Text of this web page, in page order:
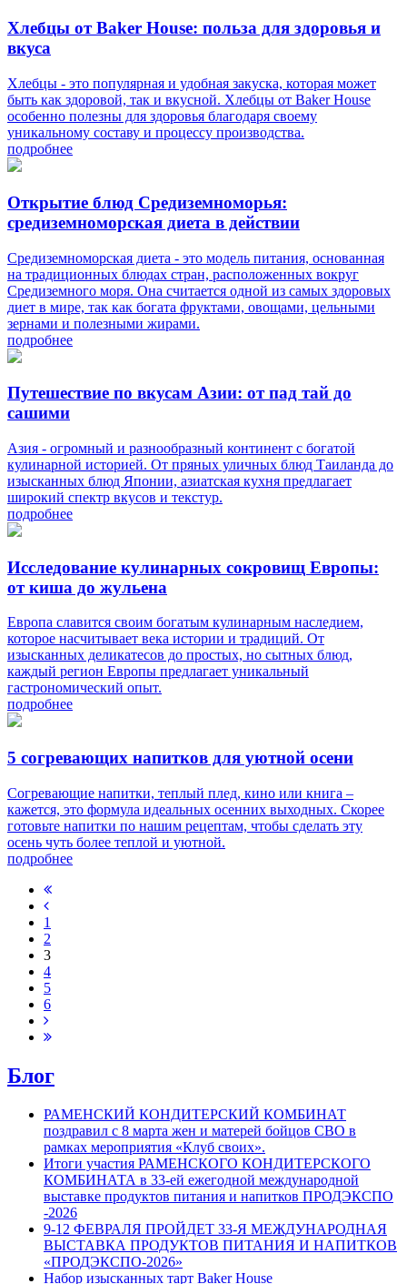
Хлебцы от Baker House: польза для здоровья и
вкуса
Хлебцы - это популярная и удобная закуска, которая может
быть как здоровой, так и вкусной. Хлебцы от Baker House
особенно полезны для здоровья благодаря своему
уникальному составу и процессу производства.
подробнее
Открытие блюд Средиземноморья:
средиземноморская диета в действии
Средиземноморская диета - это модель питания, основанная
на традиционных блюдах стран, расположенных вокруг
Средиземного моря. Она считается одной из самых здоровых
диет в мире, так как богата фруктами, овощами, цельными
зернами и полезными жирами.
подробнее
Путешествие по вкусам Азии: от пад тай до
сашими
Азия - огромный и разнообразный континент с богатой
кулинарной историей. От пряных уличных блюд Таиланда до
изысканных блюд Японии, азиатская кухня предлагает
широкий спектр вкусов и текстур.
подробнее
Исследование кулинарных сокровищ Европы:
от киша до жульена
Европа славится своим богатым кулинарным наследием,
которое насчитывает века истории и традиций. От
изысканных деликатесов до простых, но сытных блюд,
каждый регион Европы предлагает уникальный
гастрономический опыт.
подробнее
5 согревающих напитков для уютной осени
Согревающие напитки, теплый плед, кино или книга –
кажется, это формула идеальных осенних выходных. Скорее
готовьте напитки по нашим рецептам, чтобы сделать эту
осень чуть более теплой и уютной.
подробнее
1
2
3
4
5
6
Блог
РАМЕНСКИЙ КОНДИТЕРСКИЙ КОМБИНАТ
поздравил с 8 марта жен и матерей бойцов СВО в
рамках мероприятия «Клуб своих».
Итоги участия РАМЕНСКОГО КОНДИТЕРСКОГО
КОМБИНАТА в 33-ей ежегодной международной
выставке продуктов питания и напитков ПРОДЭКСПО
-2026
9-12 ФЕВРАЛЯ ПРОЙДЕТ 33-Я МЕЖДУНАРОДНАЯ
ВЫСТАВКА ПРОДУКТОВ ПИТАНИЯ И НАПИТКОВ
«ПРОДЭКСПО-2026»
Набор изысканных тарт Baker House